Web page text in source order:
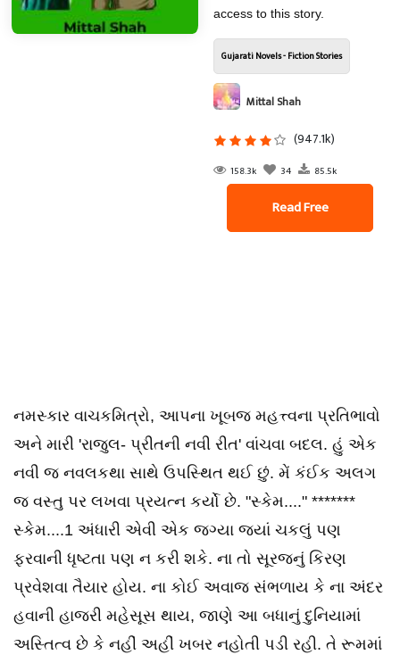
access to this story.
Gujarati Novels - Fiction Stories
Mittal Shah
(947.1k)
158.3k 34 85.5k
Read Free
નમસ્કાર વાચકમિત્રો, આપના ખૂબજ મહત્ત્વના પ્રતિભાવો
અને મારી 'રાજુલ- પ્રીતની નવી રીત' વાંચવા બદલ. હું એક
નવી જ નવલકથા સાથે ઉપસ્થિત થઈ છું. મેં કંઈક અલગ
જ વસ્તુ પર લખવા પ્રયત્ન કર્યો છે. "સ્કેમ...." *******
સ્કેમ....1 અંધારી એવી એક જગ્યા જયાં ચકલું પણ
ફરવાની ધૃષ્ટતા પણ ન કરી શકે. ના તો સૂરજનું કિરણ
પ્રવેશવા તૈયાર હોય. ના કોઈ અવાજ સંભળાય કે ના અંદર
હવાની હાજરી મહેસૂસ થાય, જાણે આ બધાનું દુનિયામાં
અસ્તિત્વ છે કે નહીં અહીં ખબર નહોતી પડી રહી. તે રૂમમાં